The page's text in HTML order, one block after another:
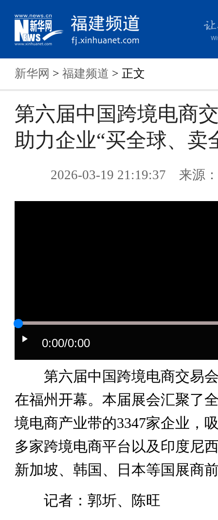
新华网 > 福建频道 > 正文
第六届中国跨境电商
助力企业“买全球、卖
2026-03-19 21:19:37 来源
0:00/0:00
第六届中国跨境电商交易会
在福州开幕。本届展会汇聚了
境电商产业带的3347家企业，
多家跨境电商平台以及印度尼
新加坡、韩国、日本等国展商
记者：郭圻、陈旺